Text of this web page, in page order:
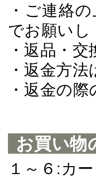
・ご連絡
でお願いし
・返品・
・返金方
・返金の
お買い物
１～６:カ